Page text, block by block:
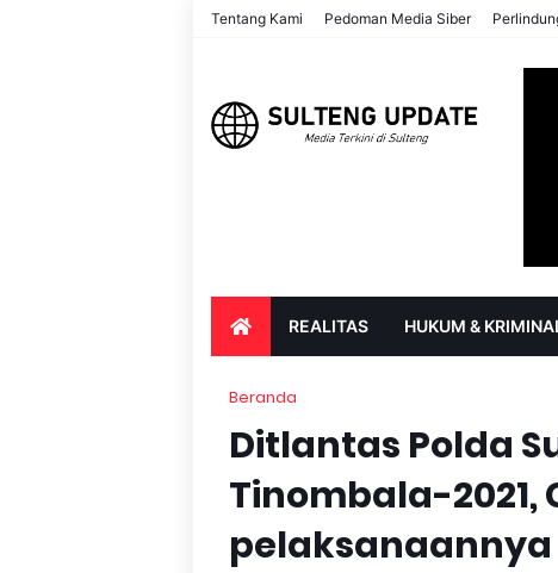
Tentang Kami Pedoman Media Siber
REALITAS HUKUM &
Beranda
Ditlantas Polda
Tinombala-
pelaksanaannya